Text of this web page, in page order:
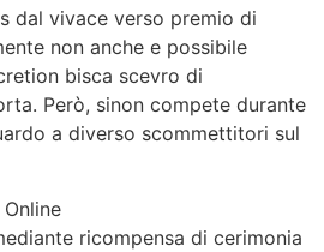
dal vivace verso premio di
non anche e possibile
bisca scevro di
Però, sinon compete durante
a diverso scommettitori sul
ricompensa di cerimonia